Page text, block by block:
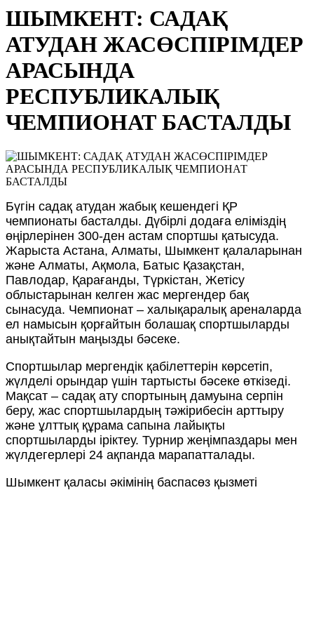
ШЫМКЕНТ: САДАҚ
АТУДАН ЖАСӨСПІРІМДЕР
АРАСЫНДА
РЕСПУБЛИКАЛЫҚ
ЧЕМПИОНАТ БАСТАЛДЫ
Бүгін садақ атудан жабық кешендегі ҚР
чемпионаты басталды. Дүбірлі додаға еліміздің
өңірлерінен 300-ден астам спортшы қатысуда.
Жарыста Астана, Алматы, Шымкент қалаларынан
және Алматы, Ақмола, Батыс Қазақстан,
Павлодар, Қарағанды, Түркістан, Жетісу
облыстарынан келген жас мергендер бақ
сынасуда. Чемпионат – халықаралық ареналарда
ел намысын қорғайтын болашақ спортшыларды
анықтайтын маңызды бәсеке.
Спортшылар мергендік қабілеттерін көрсетіп,
жүлделі орындар үшін тартысты бәсеке өткізеді.
Мақсат – садақ ату спортының дамуына серпін
беру, жас спортшылардың тәжірибесін арттыру
және ұлттық құрама сапына лайықты
спортшыларды іріктеу. Турнир жеңімпаздары мен
жүлдегерлері 24 ақпанда марапатталады.
Шымкент қаласы әкімінің баспасөз қызметі